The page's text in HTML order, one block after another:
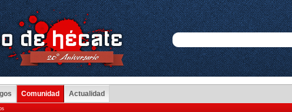
Comunidad Actualidad